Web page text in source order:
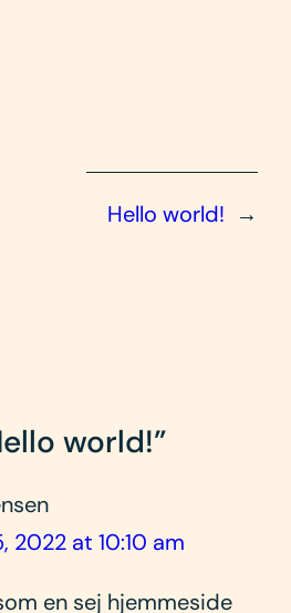
→
Hello world!
world!”
2022 at 10:10 am
en sej hjemmeside